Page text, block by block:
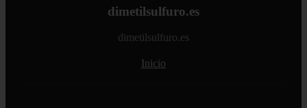
dimetilsulfuro.es
dimetilsulfuro.es
Inicio